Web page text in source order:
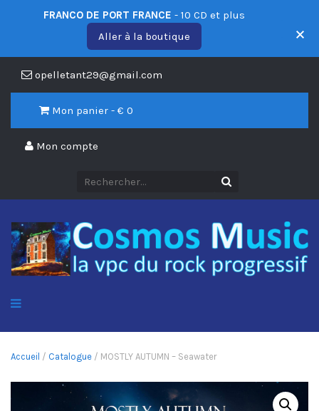
opelletant29@gmail.com
Mon panier - € 0
Mon compte
Accueil / Catalogue / MOSTLY AUTUMN – Seawater
FRANCO DE PORT FRANCE - 10 CD et plus
Aller à la boutique